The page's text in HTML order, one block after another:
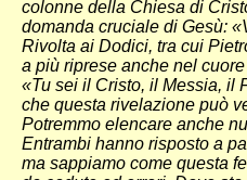
colonne della Chiesa di
domanda cruciale di Gesù:
Rivolta ai Dodici, tra cui
a più riprese anche nel
«Tu sei il Cristo, il Messia, il
che questa rivelazione può
Potremmo elencare anche
Entrambi hanno risposto a
ma sappiamo come questa